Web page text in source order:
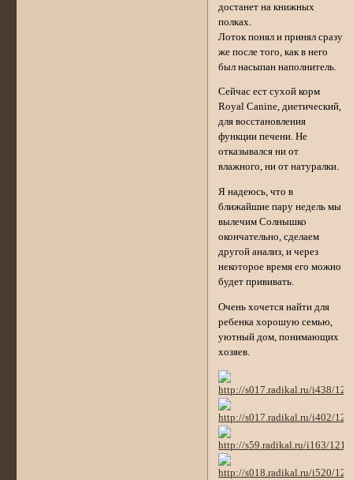
достанет на книжных
полках.
Лоток понял и принял сразу
же после того, как в него
был насыпан наполнитель.
Сейчас ест сухой корм
Royal Canine, диетический,
для восстановления
функции печени. Не
отказывался ни от
влажного, ни от натуралки.
Я надеюсь, что в
ближайшие пару недель мы
вылечим Солнышко
окончательно, сделаем
другой анализ, и через
некоторое время его можно
будет прививать.
Очень хочется найти для
ребенка хорошую семью,
уютный дом, понимающих
хозяев.